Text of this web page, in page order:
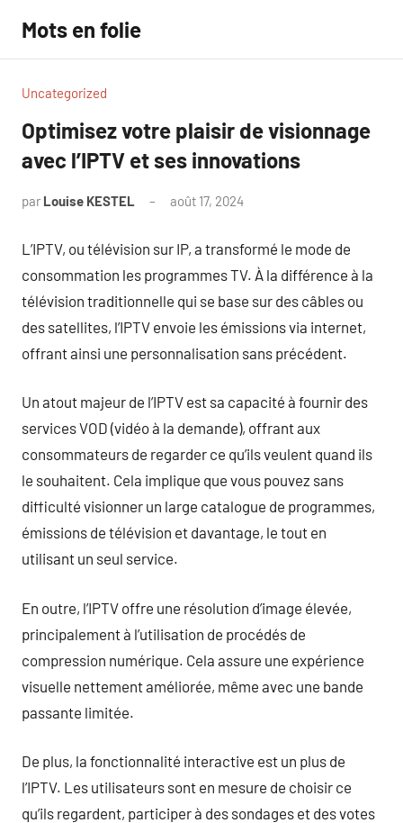
contenu
Mots en folie
Uncategorized
Optimisez votre plaisir de visionnage
avec l’IPTV et ses innovations
par Louise KESTEL août 17, 2024
L’IPTV, ou télévision sur IP, a transformé le mode de
consommation les programmes TV. À la différence à la
télévision traditionnelle qui se base sur des câbles ou
des satellites, l’IPTV envoie les émissions via internet,
offrant ainsi une personnalisation sans précédent.
Un atout majeur de l’IPTV est sa capacité à fournir des
services VOD (vidéo à la demande), offrant aux
consommateurs de regarder ce qu’ils veulent quand ils
le souhaitent. Cela implique que vous pouvez sans
difficulté visionner un large catalogue de programmes,
émissions de télévision et davantage, le tout en
utilisant un seul service.
En outre, l’IPTV offre une résolution d’image élevée,
principalement à l’utilisation de procédés de
compression numérique. Cela assure une expérience
visuelle nettement améliorée, même avec une bande
passante limitée.
De plus, la fonctionnalité interactive est un plus de
l’IPTV. Les utilisateurs sont en mesure de choisir ce
qu’ils regardent, participer à des sondages et des votes